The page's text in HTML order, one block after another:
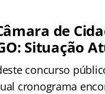
de
Situação
concurso
cronograma